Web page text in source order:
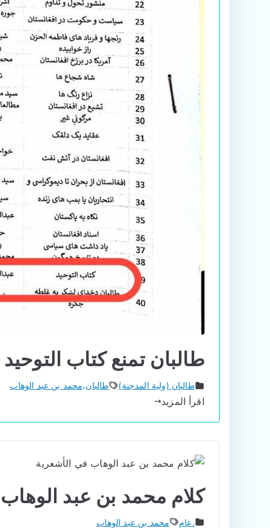
طالبان تمنع كتاب
طالبان (ولية المدجنة) طالبان،محمد بن عبد الوهاب
اقرأ المزيد
كلام محمد بن عبد
.عام محمد بن عبد الوهاب